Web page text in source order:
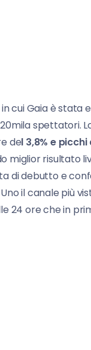
cui Gaia è stata
spettatori.
del 3,8% e
miglior risultato
di debutto e
il canale più
24 ore che in